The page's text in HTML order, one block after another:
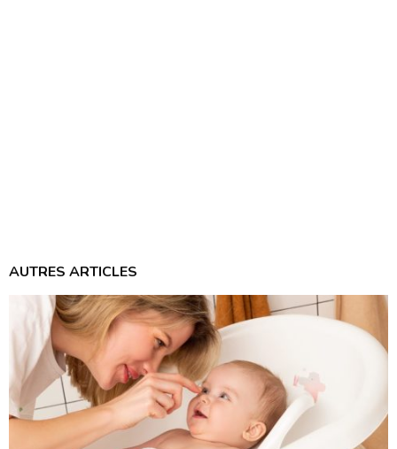
AUTRES ARTICLES